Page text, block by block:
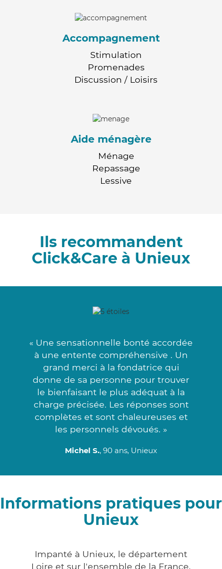
Accompagnement
Stimulation
Promenades
Discussion / Loisirs
Aide ménagère
Ménage
Repassage
Lessive
Ils recommandent
Click&Care à Unieux
« Une sensationnelle bonté accordée
à une entente compréhensive . Un
grand merci à la fondatrice qui
donne de sa personne pour trouver
le bienfaisant le plus adéquat à la
charge précisée. Les réponses sont
complètes et sont chaleureuses et
les personnels dévoués. »
Michel S., 90 ans, Unieux
Informations pratiques pour
Unieux
Impanté à Unieux, le département
Loire et sur l'ensemble de la France,